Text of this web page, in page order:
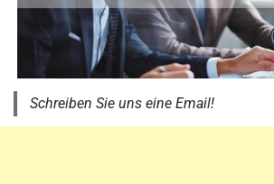
Schreiben Sie uns eine Email!